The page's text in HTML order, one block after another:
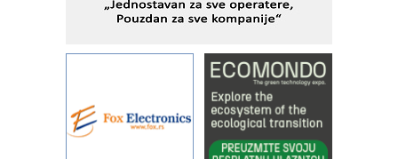
pouzdanost u transferu fluida
rešenja za filtraciju u hidrauličkim i
procesnim sistemima
Art Utopia Studio – vizuelne priče
industrije i biznisa
RILINEX kompanije Rittal